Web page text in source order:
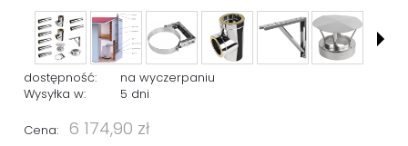
dostępność:
na wyczerpaniu
Wysyłka w:
5 dni
Cena: 6 174,90 zł